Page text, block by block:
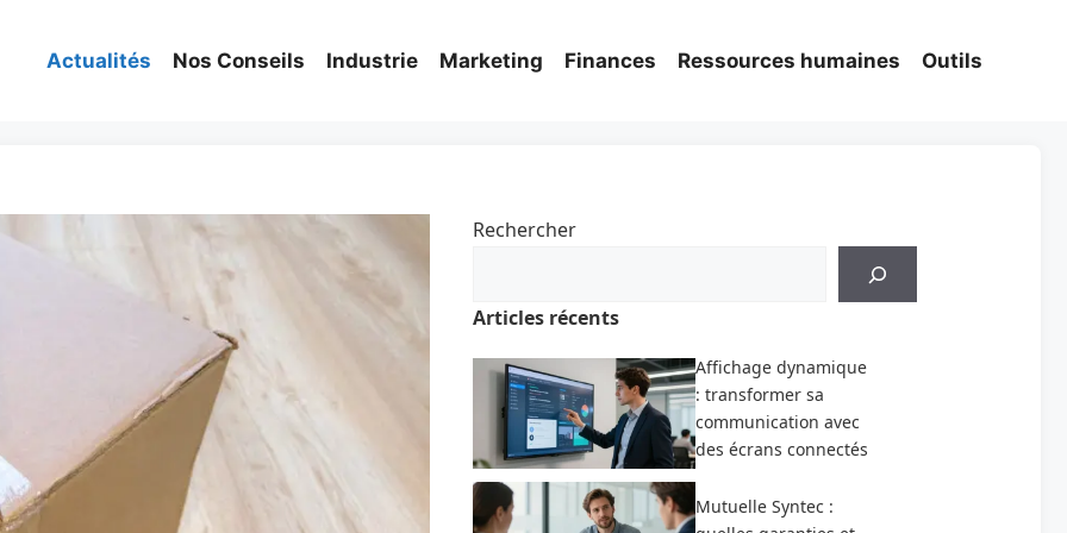
Actualités Nos Conseils Industrie Marketing Finances Ressources humaines Outils
Rechercher
Articles récents
Affichage dynamique
: transformer sa
communication avec
des écrans connectés
Mutuelle Syntec :